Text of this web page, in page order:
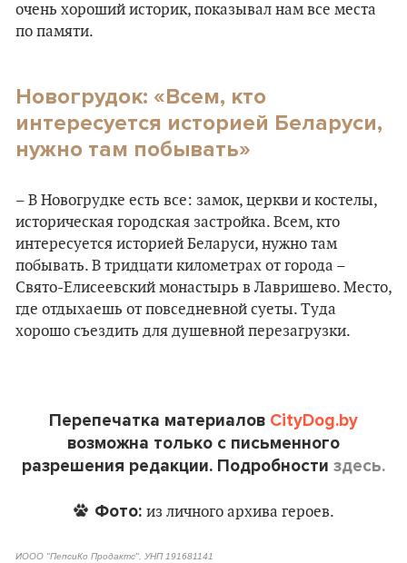
очень хороший историк, показывал нам все места
по памяти.
Новогрудок: «Всем, кто
интересуется историей Беларуси,
нужно там побывать»
– В Новогрудке есть все: замок, церкви и костелы,
историческая городская застройка. Всем, кто
интересуется историей Беларуси, нужно там
побывать. В тридцати километрах от города –
Свято-Елисеевский монастырь в Лавришево. Место,
где отдыхаешь от повседневной суеты. Туда
хорошо съездить для душевной перезагрузки.
Перепечатка материалов CityDog.by
возможна только с письменного
разрешения редакции. Подробности здесь.
Фото: из личного архива героев.
ИООО "ПепсиКо Продактс", УНП 191681141